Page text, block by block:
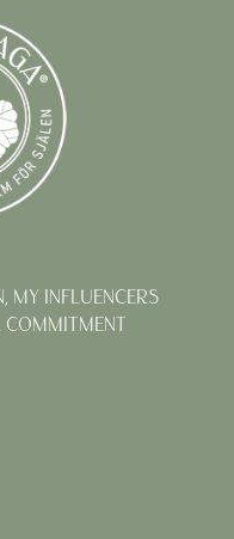
MY INFLUENCERS
COMMITMENT